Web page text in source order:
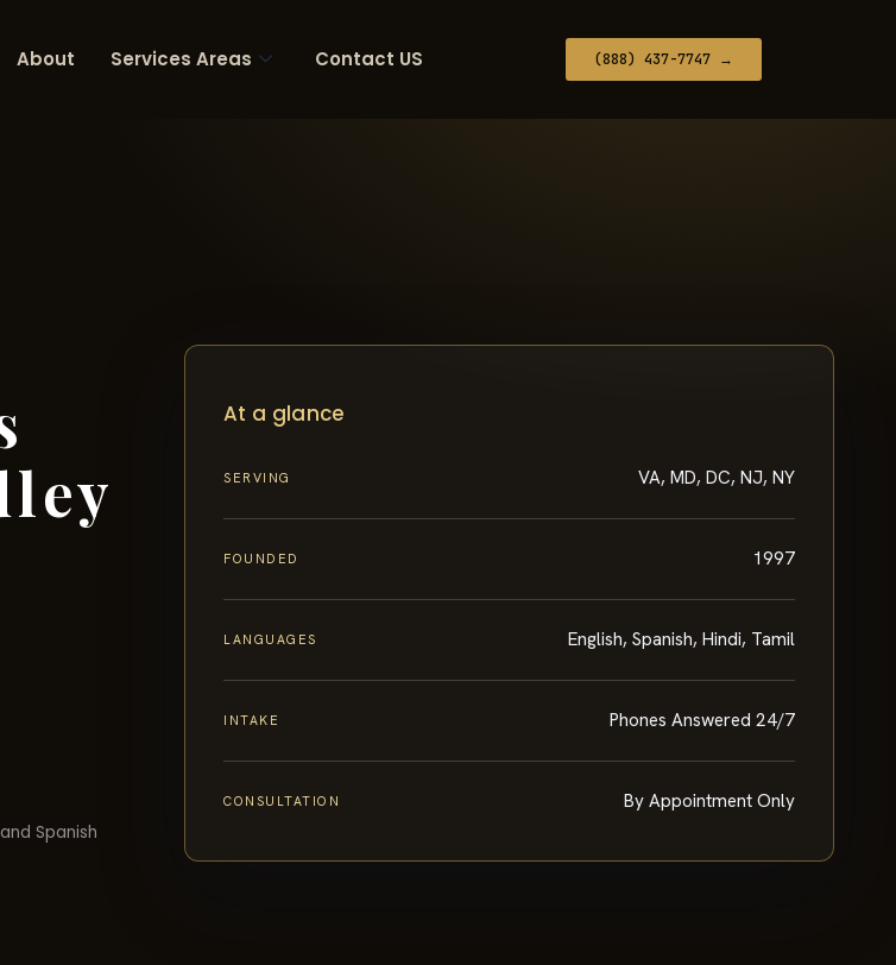
About Services Areas Contact US (888) 437-7747 →
Spanish
At a glance
SERVING VA, MD, DC, NJ, NY
FOUNDED 1997
LANGUAGES English, Spanish, Hindi, Tamil
INTAKE Phones Answered 24/7
CONSULTATION By Appointment Only